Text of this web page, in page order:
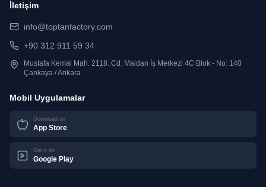
İletişim
info@toptanfactory.com
+90 312 911 59 34
Mustafa Kemal Mah. 2118. Cd. Maidan İş Merkezi 4C Blok - No: 140
Çankaya / Ankara
Mobil Uygulamalar
Download on
App Store
Get it on
Google Play